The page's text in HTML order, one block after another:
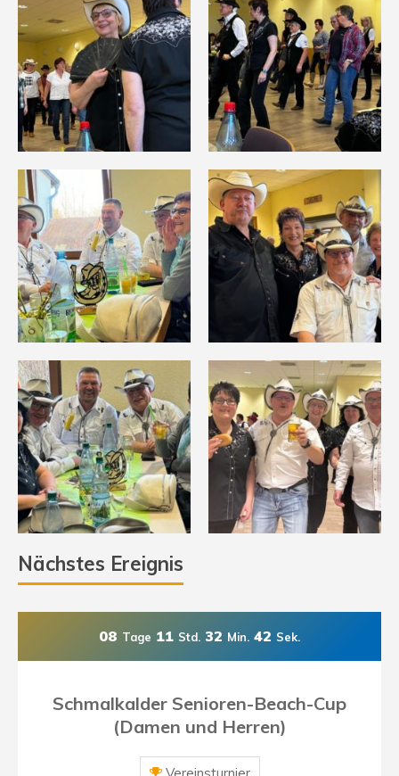
Nächstes Ereignis
08 Tage 11 Std. 32 Min. 41 Sek.
Schmalkalder Senioren-Beach-Cup
(Damen und Herren)